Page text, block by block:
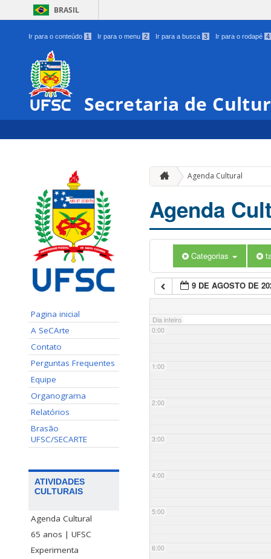
BRASIL
Ir para o conteúdo 1 Ir para o menu 2 Ir para a busca 3 Ir para o rodapé 4
Secretaria de
Pagina inicial
A SeCArte
Contato
Perguntas Frequentes
Equipe
Organograma
Relatórios
Brasão
UFSC/SECARTE
ATIVIDADES
CULTURAIS
Agenda Cultural
65 anos | UFSC
Experimenta
Agenda Cultural
Agenda
Categorias
9 DE AGOSTO DE
Dia inteiro
0:00
1:00
2:00
3:00
4:00
5:00
6:00